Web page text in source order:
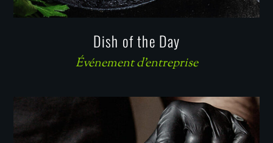
Dish of the Day
Événement d'entreprise